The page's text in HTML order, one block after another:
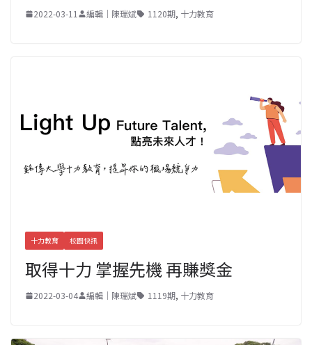
2022-03-11 編輯｜陳瑞斌 1120期, 十力教育
十力教育 校園快訊
取得十力 掌握先機 再賺獎金
2022-03-04 編輯｜陳瑞斌 1119期, 十力教育